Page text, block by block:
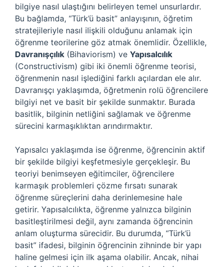
bilgiye nasıl ulaştığını belirleyen temel unsurlardır.
Bu bağlamda, “Türk’ü basit” anlayışının, öğretim
stratejileriyle nasıl ilişkili olduğunu anlamak için
öğrenme teorilerine göz atmak önemlidir. Özellikle,
Davranışçılık (Bihaviorism) ve Yapısalcılık
(Constructivism) gibi iki önemli öğrenme teorisi,
öğrenmenin nasıl işlediğini farklı açılardan ele alır.
Davranışçı yaklaşımda, öğretmenin rolü öğrencilere
bilgiyi net ve basit bir şekilde sunmaktır. Burada
basitlik, bilginin netliğini sağlamak ve öğrenme
sürecini karmaşıklıktan arındırmaktır.
Yapısalcı yaklaşımda ise öğrenme, öğrencinin aktif
bir şekilde bilgiyi keşfetmesiyle gerçekleşir. Bu
teoriyi benimseyen eğitimciler, öğrencilere
karmaşık problemleri çözme fırsatı sunarak
öğrenme süreçlerini daha derinlemesine hale
getirir. Yapısalcılıkta, öğrenme yalnızca bilginin
basitleştirilmesi değil, aynı zamanda öğrencinin
anlam oluşturma sürecidir. Bu durumda, “Türk’ü
basit” ifadesi, bilginin öğrencinin zihninde bir yapı
haline gelmesi için ilk aşama olabilir. Ancak, nihai